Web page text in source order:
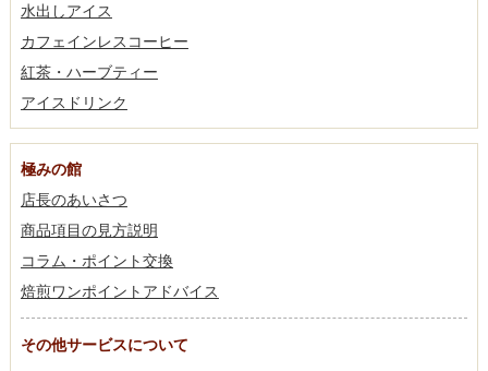
水出しアイス
カフェインレスコーヒー
紅茶・ハーブティー
アイスドリンク
極みの館
店長のあいさつ
商品項目の見方説明
コラム・ポイント交換
焙煎ワンポイントアドバイス
その他サービスについて